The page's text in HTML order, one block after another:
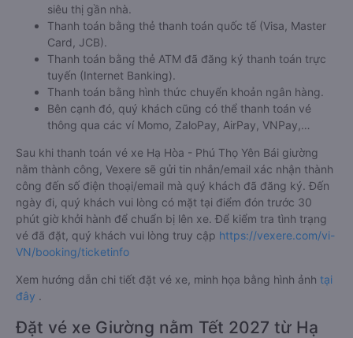
siêu thị gần nhà.
Thanh toán bằng thẻ thanh toán quốc tế (Visa, Master
Card, JCB).
Thanh toán bằng thẻ ATM đã đăng ký thanh toán trực
tuyến (Internet Banking).
Thanh toán bằng hình thức chuyển khoản ngân hàng.
Bên cạnh đó, quý khách cũng có thể thanh toán vé
thông qua các ví Momo, ZaloPay, AirPay, VNPay,…
Sau khi thanh toán vé xe Hạ Hòa - Phú Thọ Yên Bái giường
nằm thành công, Vexere sẽ gửi tin nhắn/email xác nhận thành
công đến số điện thoại/email mà quý khách đã đăng ký. Đến
ngày đi, quý khách vui lòng có mặt tại điểm đón trước 30
phút giờ khởi hành để chuẩn bị lên xe. Để kiểm tra tình trạng
vé đã đặt, quý khách vui lòng truy cập https://vexere.com/vi-
VN/booking/ticketinfo
Xem hướng dẫn chi tiết đặt vé xe, minh họa bằng hình ảnh tại
đây .
Đặt vé xe Giường nằm Tết 2027 từ Hạ